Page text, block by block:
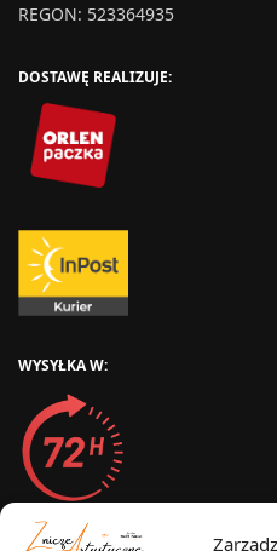
REGON: 523364935
DOSTAWĘ REALIZUJE:
WYSYŁKA W: